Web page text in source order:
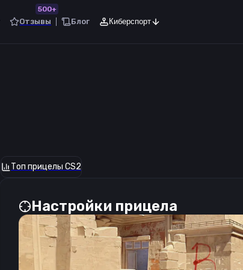
Отзывы
500+
Блог Киберспорт
Топ прицелы CS2
Настройки прицела